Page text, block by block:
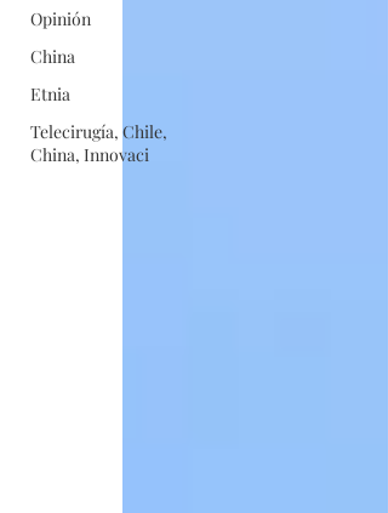
Opinión
China
Etnia
Telecirugía, Chile,
China, Innovaci